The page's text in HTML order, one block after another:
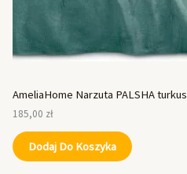
AmeliaHome Narzuta PALSHA
185,00 zł
Dodaj Do Koszyka